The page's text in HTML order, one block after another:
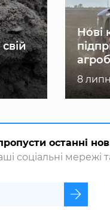
Нові
8
останні
соціальні мережі